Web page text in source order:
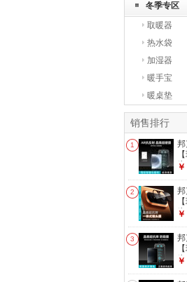
冬季专区
取暖器
热水袋
加湿器
暖手宝
暖桌垫
销售排行
1
邦
晶
防
￥
2
邦
晶
防
￥
3
邦
晶
￥